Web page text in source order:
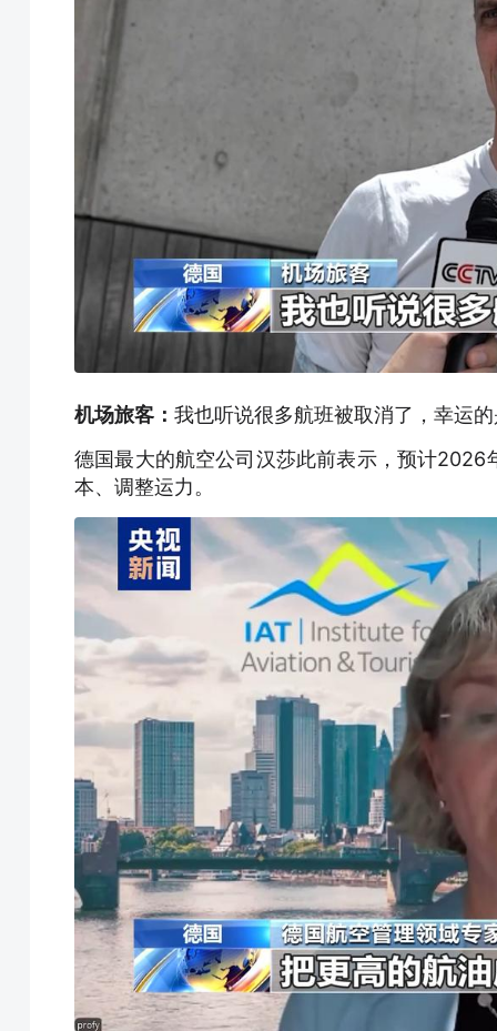
机场旅客： 我也听说很多航班被取消了，幸运
德国最大的航空公司汉莎此前表示，预计2026
本、调整运力。